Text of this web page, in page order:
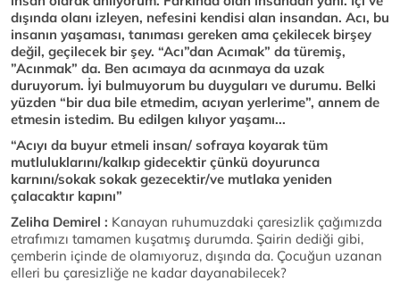
dışında olanı izleyen, nefesini kendisi alan insandan. Acı, bu
insanın yaşaması, tanıması gereken ama çekilecek birşey
değil, geçilecek bir şey. “Acı”dan Acımak” da türemiş,
”Acınmak” da. Ben acımaya da acınmaya da uzak
duruyorum. İyi bulmuyorum bu duyguları ve durumu. Belki
yüzden “bir dua bile etmedim, acıyan yerlerime”, annem de
etmesin istedim. Bu edilgen kılıyor yaşamı...
“Acıyı da buyur etmeli insan/ sofraya koyarak tüm
mutluluklarını/kalkıp gidecektir çünkü doyurunca
karnını/sokak sokak gezecektir/ve mutlaka yeniden
çalacaktır kapını”
Zeliha Demirel : Kanayan ruhumuzdaki çaresizlik çağımızda
etrafımızı tamamen kuşatmış durumda. Şairin dediği gibi,
çemberin içinde de olamıyoruz, dışında da. Çocuğun uzanan
elleri bu çaresizliğe ne kadar dayanabilecek?